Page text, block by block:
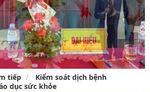
tiếp
Kiểm soát dịch bệnh
dục sức khỏe